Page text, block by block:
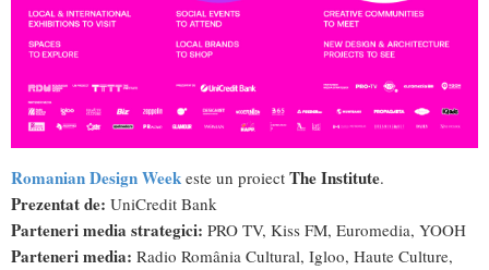
Romanian Design Week este un proiect The Institute.
Prezentat de: UniCredit Bank
Parteneri media strategici: PRO TV, Kiss FM, Euromedia, YOOH
Parteneri media: Radio România Cultural, Igloo, Haute Culture,